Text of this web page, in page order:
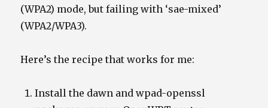
(WPA2) mode, but failing with ‘sae-mixed’
(WPA2/WPA3).
Here’s the recipe that works for me:
Install the dawn and wpad-openssl